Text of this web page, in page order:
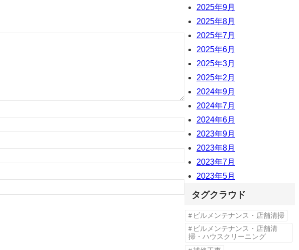
2025年9月
2025年8月
2025年7月
2025年6月
2025年3月
2025年2月
2024年9月
2024年7月
2024年6月
2023年9月
2023年8月
2023年7月
2023年5月
タグクラウド
ビルメンテナンス・店舗清掃
ビルメンテナンス・店舗清
掃・ハウスクリーニング